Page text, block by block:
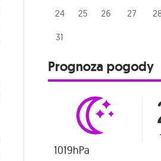
24 25 26 27
31
Prognoza pogody
1019hPa